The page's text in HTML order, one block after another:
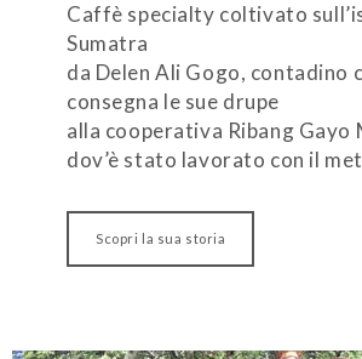
Caffè specialty coltivato
Sumatra
da Delen Ali Gogo, contadino
consegna le sue drupe
alla cooperativa Ribang Gayo
dov’è stato lavorato con il
Scopri la sua storia